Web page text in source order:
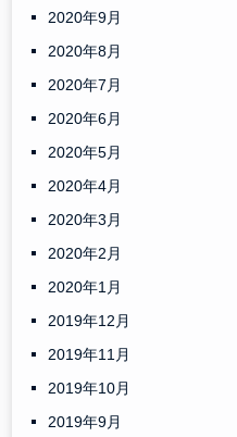
2020年9月
2020年8月
2020年7月
2020年6月
2020年5月
2020年4月
2020年3月
2020年2月
2020年1月
2019年12月
2019年11月
2019年10月
2019年9月